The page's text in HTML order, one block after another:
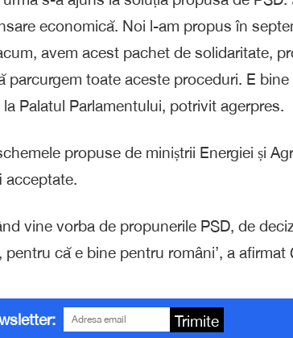
economică. Noi l-am propus în
avem acest pachet de solidaritate,
parcurgem toate aceste proceduri. E bine
Palatul Parlamentului, potrivit agerpres.
propuse de miniștrii Energiei și
acceptate.
vine vorba de propunerile PSD, de
că e bine pentru români’, a afirmat
Trimite